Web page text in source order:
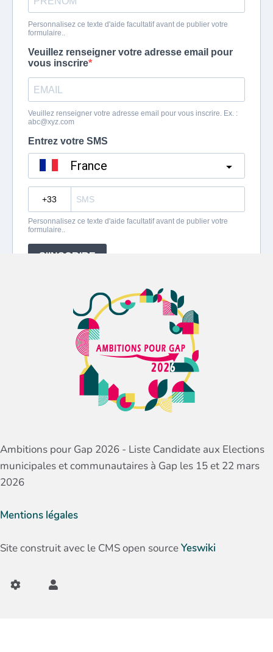
Ambitions pour Gap 2026 - Liste Candidate aux Elections
municipales et communautaires à Gap les 15 et 22 mars
2026
Mentions légales
Site construit avec le CMS open sourceYeswiki